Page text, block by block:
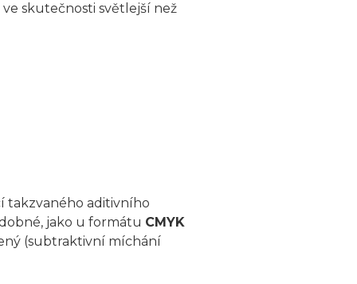
skutečnosti světlejší než
takzvaného aditivního
jako u formátu CMYK
(subtraktivní míchání